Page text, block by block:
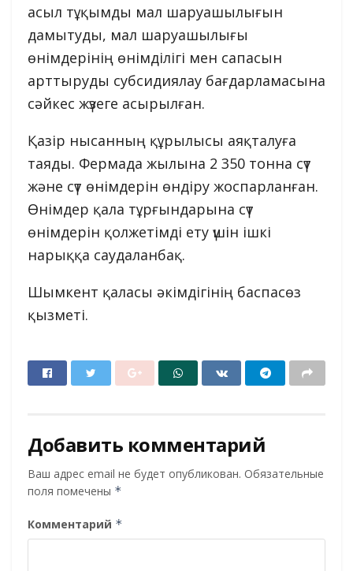
асыл тұқымды мал шаруашылығын
дамытуды, мал шаруашылығы
өнімдерінің өнімділігі мен сапасын
арттыруды субсидиялау бағдарламасына
сәйкес жүзеге асырылған.
Қазір нысанның құрылысы аяқталуға
таяды. Фермада жылына 2 350 тонна сүт
және сүт өнімдерін өндіру жоспарланған.
Өнімдер қала тұрғындарына сүт
өнімдерін қолжетімді ету үшін ішкі
нарыққа саудаланбақ.
Шымкент қаласы әкімдігінің баспасөз
қызметі.
Добавить комментарий
Ваш адрес email не будет опубликован. Обязательные
поля помечены *
Комментарий *